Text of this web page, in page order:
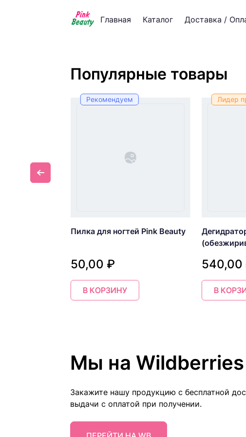
Главная Каталог Доставка /
Популярные товары
Рекомендуем
Пилка для ногтей Pink Beauty
50,00 ₽
В КОРЗИНУ
Лидер
540,00
В
Мы на Wildberries
Закажите нашу продукцию с бесплатной
выдачи с оплатой при получении.